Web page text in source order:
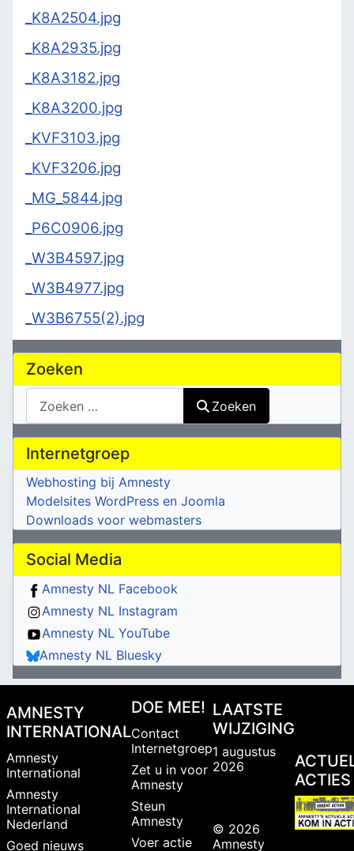
_K8A2504.jpg
_K8A2935.jpg
_K8A3182.jpg
_K8A3200.jpg
_KVF3103.jpg
_KVF3206.jpg
_MG_5844.jpg
_P6C0906.jpg
_W3B4597.jpg
_W3B4977.jpg
_W3B6755(2).jpg
Zoeken
Zoeken
Zoeken
Internetgroep
Webhosting bij Amnesty
Modelsites WordPress en Joomla
Downloads voor webmasters
Social Media
Amnesty NL Facebook
Amnesty NL Instagram
Amnesty NL YouTube
Amnesty NL Bluesky
AMNESTY
INTERNATIONAL
Amnesty
International
Amnesty
International
Nederland
Goed nieuws
DOE MEE!
Contact
Internetgroep
Zet u in voor
Amnesty
Steun
Amnesty
Voer actie
LAATSTE
WIJZIGING
1 augustus
2026
© 2026
Amnesty
ACTIES